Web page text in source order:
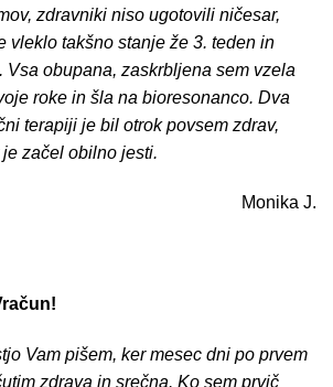
zdravniki niso ugotovili ničesar,
vleklo takšno stanje že 3. teden in
Vsa obupana, zaskrbljena sem vzela
roke in šla na bioresonanco. Dva
terapiji je bil otrok povsem zdrav,
začel obilno jesti.
Monika J.
Vam pišem, ker mesec dni po prvem
zdrava in srečna. Ko sem prvič